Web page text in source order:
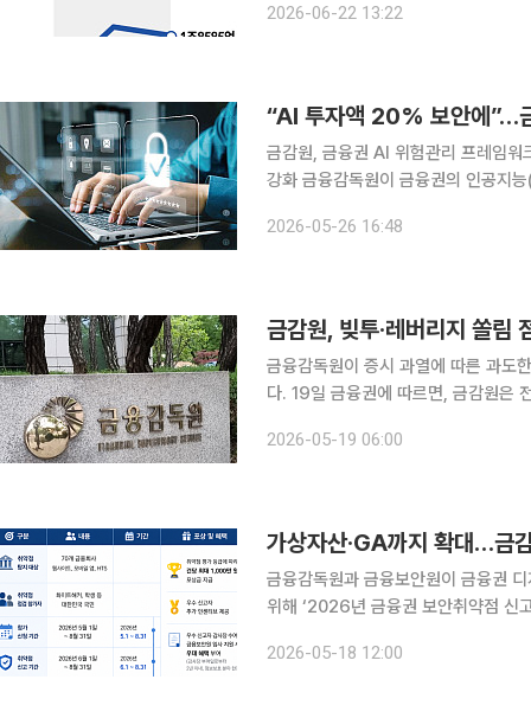
있다. 이는 최근 몇 년간 급성장한 퇴
2026-06-22 13:22
“AI 투자액 20% 보안에”…
금감원, 금융권 AI 위험관리 프레임
강화 금융감독원이 금융권의 인공지능(AI) 활용 확산에 맞춰 보안 투자와 위험관리 체계 강화에 나
우려가 커지자 금융당국도 사전예방
2026-05-26 16:48
금감원, 빚투·레버리지 쏠림
금융감독원이 증시 과열에 따른 과도
다. 19일 금융권에 따르면, 금감원은 전날 서울 여의도 본원에서 제2차 소비자위험대응협의회를 열
터 감독·검사, 시정 조치까지 전 과정
2026-05-19 06:00
가상자산·GA까지 확대…금
금융감독원과 금융보안원이 금융권
위해 ‘2026년 금융권 보안취약점 신고
에서 신규 보안 취약점을 발견·신고
2026-05-18 12:00